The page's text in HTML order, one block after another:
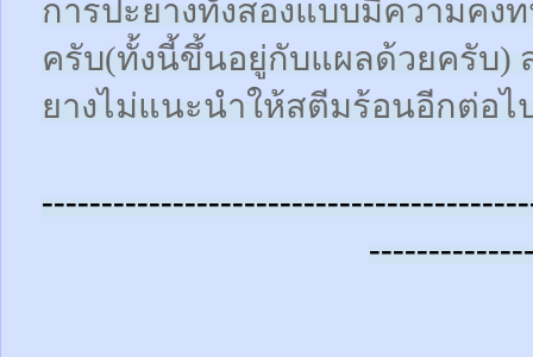
การปะยางทั้งสองแบบมีความคง
ครับ(ทั้งนี้ขึ้นอยู่กับแผลด้วยครับ)
ยางไม่แนะนำให้สตีมร้อนอีกต่อไ